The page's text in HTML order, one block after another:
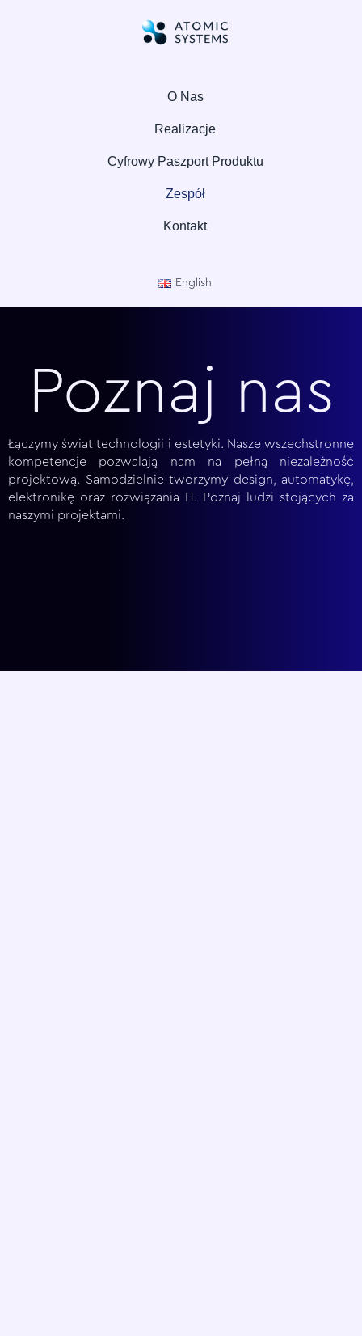
O Nas
Realizacje
Cyfrowy Paszport Produktu
Zespół
Kontakt
English
Poznaj nas
Łączymy świat technologii i estetyki. Nasze wszechstronne
kompetencje pozwalają nam na pełną niezależność
projektową. Samodzielnie tworzymy design, automatykę,
elektronikę oraz rozwiązania IT. Poznaj ludzi stojących za
naszymi projektami.